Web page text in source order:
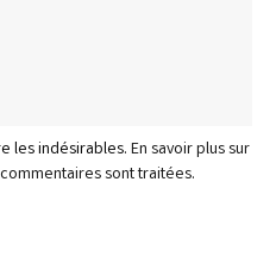
les indésirables. En savoir plus sur
sont traitées.